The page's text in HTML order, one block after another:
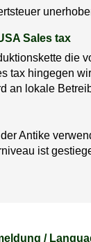
Sales tax
die
tax hingegen
an lokale
Antike
ist
/